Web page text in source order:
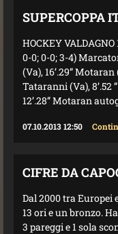
SUPERCOPPA
HOCKEY VALDAGNO
0-0; 0-0; 3-4)
(Va), 16’.29” Motaran
Tataranni (Va), 8’.52
12’.28” Motaran
07.10.2013 12:50
CIFRE DA
Dal 2000 tra Europei
13 ori e un bronzo.
3 pareggi e 1 sola